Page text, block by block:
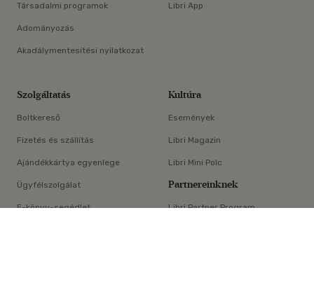
×
Társadalmi programok
Adományozás
Akadálymentesítési nyilatkozat
Libri App
Szolgáltatás
Boltkereső
Fizetés és szállítás
Ajándékkártya egyenlege
Ügyfélszolgálat
E-könyv-segédlet
Kultúra
Események
Libri Magazin
Libri Mini Polc
Partnereinknek
Libri Partner Program